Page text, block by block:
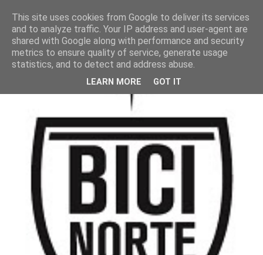
This site uses cookies from Google to deliver its services
and to analyze traffic. Your IP address and user-agent are
shared with Google along with performance and security
metrics to ensure quality of service, generate usage
statistics, and to detect and address abuse.
LEARN MORE GOT IT